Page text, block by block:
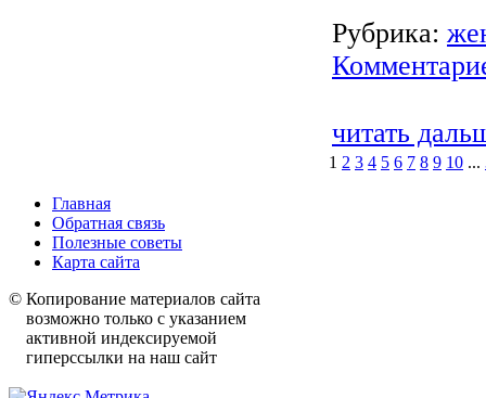
Рубрика:
читать
1 2 3 4 5 6 7 8 9 10 ...
Главная
Обратная связь
Полезные советы
Карта сайта
© Копирование материалов сайта
возможно только с указанием
активной индексируемой
гиперссылки на наш сайт